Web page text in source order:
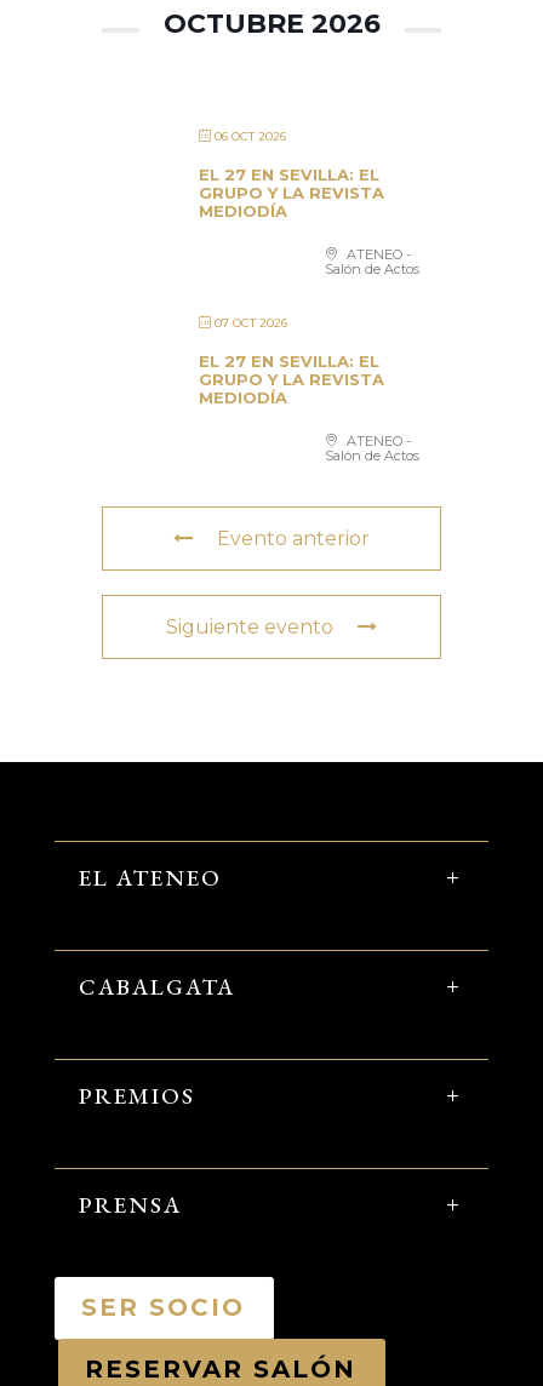
OCTUBRE 2026
06 OCT 2026
EL 27 EN SEVILLA: EL
GRUPO Y LA REVISTA
MEDIODÍA
ATENEO -
Salón de Actos
07 OCT 2026
EL 27 EN SEVILLA: EL
GRUPO Y LA REVISTA
MEDIODÍA
ATENEO -
Salón de Actos
Evento anterior
Siguiente evento
EL ATENEO
CABALGATA
PREMIOS
PRENSA
SER SOCIO
RESERVAR SALÓN